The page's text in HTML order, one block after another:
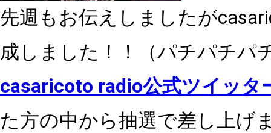
先週もお伝えしましたが
成しました！！（パチパチパ
casaricoto radio公式ツイッタ
た方の中から抽選で差し上げ